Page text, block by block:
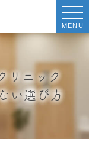
MENU
リニック
い選び方